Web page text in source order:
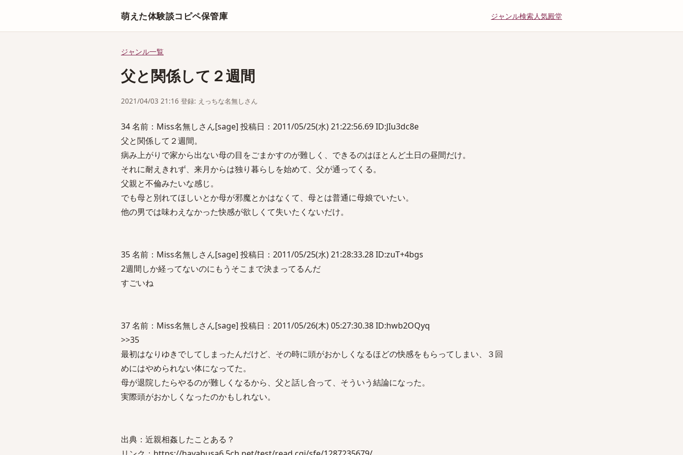
萌えた体験談コピペ保管庫 ジャンル検索人気殿堂
ジャンル一覧
父と関係して２週間
2021/04/03 21:16 登録: えっちな名無しさん
34 名前：Miss名無しさん[sage] 投稿日：2011/05/25(水) 21:22:56.69 ID:JIu3dc8e
父と関係して２週間。
病み上がりで家から出ない母の目をごまかすのが難しく、できるのはほとんど土日の昼間だけ。
それに耐えきれず、来月からは独り暮らしを始めて、父が通ってくる。
父親と不倫みたいな感じ。
でも母と別れてほしいとか母が邪魔とかはなくて、母とは普通に母娘でいたい。
他の男では味わえなかった快感が欲しくて失いたくないだけ。
35 名前：Miss名無しさん[sage] 投稿日：2011/05/25(水) 21:28:33.28 ID:zuT+4bgs
2週間しか経ってないのにもうそこまで決まってるんだ
すごいね
37 名前：Miss名無しさん[sage] 投稿日：2011/05/26(木) 05:27:30.38 ID:hwb2OQyq
>>35
最初はなりゆきでしてしまったんだけど、その時に頭がおかしくなるほどの快感をもらってしまい、３回
めにはやめられない体になってた。
母が退院したらやるのが難しくなるから、父と話し合って、そういう結論になった。
実際頭がおかしくなったのかもしれない。
出典：近親相姦したことある？